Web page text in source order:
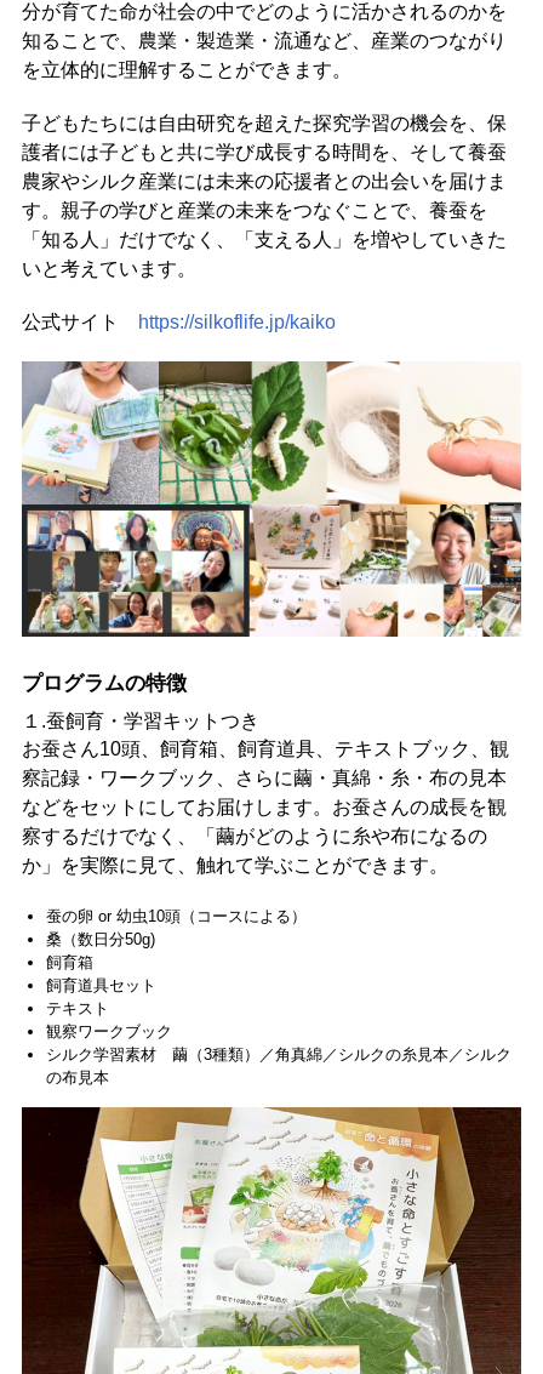
分が育てた命が社会の中でどのように活かされるのかを
知ることで、農業・製造業・流通など、産業のつながり
を立体的に理解することができます。
子どもたちには自由研究を超えた探究学習の機会を、保
護者には子どもと共に学び成長する時間を、そして養蚕
農家やシルク産業には未来の応援者との出会いを届けま
す。親子の学びと産業の未来をつなぐことで、養蚕を
「知る人」だけでなく、「支える人」を増やしていきた
いと考えています。
公式サイト https://silkoflife.jp/kaiko
プログラムの特徴
１.蚕飼育・学習キットつき
お蚕さん10頭、飼育箱、飼育道具、テキストブック、観
察記録・ワークブック、さらに繭・真綿・糸・布の見本
などをセットにしてお届けします。お蚕さんの成長を観
察するだけでなく、「繭がどのように糸や布になるの
か」を実際に見て、触れて学ぶことができます。
蚕の卵 or 幼虫10頭（コースによる）
桑（数日分50g)
飼育箱
飼育道具セット
テキスト
観察ワークブック
シルク学習素材 繭（3種類）／角真綿／シルクの糸見本／シルク
の布見本